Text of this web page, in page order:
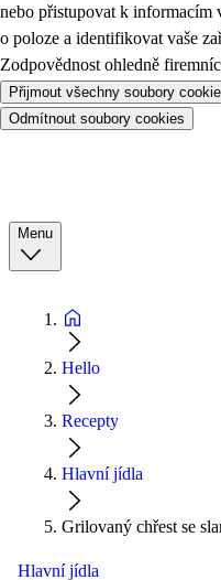
nebo přistupovat k informacím
o poloze a identifikovat vaše
Zodpovědnost ohledně
Přijmout všechny soubory cookie
Odmítnout soubory cookies
Menu
Hello
Recepty
Hlavní jídla
Grilovaný chřest se
Hlavní jídla